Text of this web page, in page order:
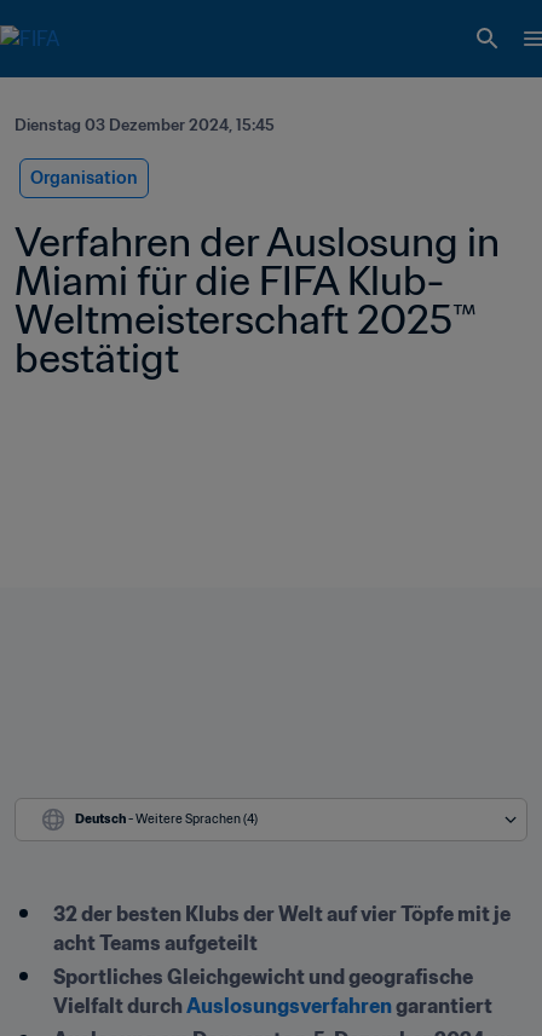
Dienstag 03 Dezember 2024, 15:45
Organisation
Verfahren der Auslosung in
Miami für die FIFA Klub-
Weltmeisterschaft 2025™
bestätigt
Deutsch - Weitere Sprachen (4)
32 der besten Klubs der Welt auf vier Töpfe mit je
acht Teams aufgeteilt
Sportliches Gleichgewicht und geografische
Vielfalt durch Auslosungsverfahren garantiert